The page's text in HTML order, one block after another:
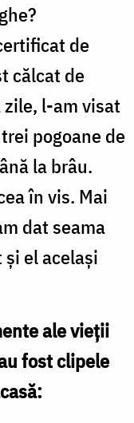
de
călcat de
l-am visat
pogoane de
la brâu.
în vis. Mai
dat seama
şi el acelaşi
ale vieții
fost clipele